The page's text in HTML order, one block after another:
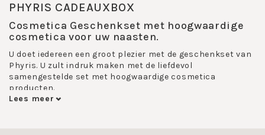
PHYRIS CADEAUXBOX
Cosmetica Geschenkset met hoogwaardige
cosmetica voor uw naasten.
U doet iedereen een groot plezier met de geschenkset van
Phyris. U zult indruk maken met de liefdevol
samengestelde set met hoogwaardige cosmetica
producten.
Lees meer